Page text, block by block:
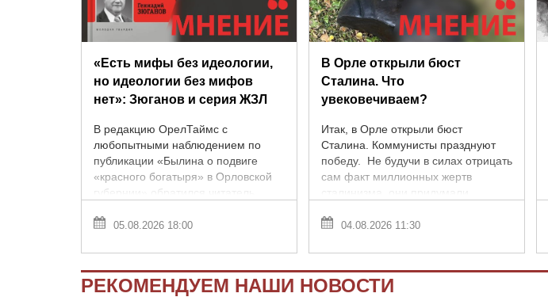
«Есть мифы без идеологии,
но идеологии без мифов
нет»: Зюганов и серия ЖЗЛ
В редакцию ОрелТаймс с
любопытными наблюдением по
публикации «Былина о подвиге
«красного богатыря» в Орловской
губернии» обратился читатель.
цитируется ...
05.08.2026 18:00
В Орле открыли бюст
Сталина. Что
увековечиваем?
Итак, в Орле открыли бюст
Сталина. Коммунисты празднуют
победу. Не будучи в силах отрицать
сам факт миллионных жертв
мотивировать установку ...
04.08.2026 11:30
РЕКОМЕНДУЕМ НАШИ НОВОСТИ